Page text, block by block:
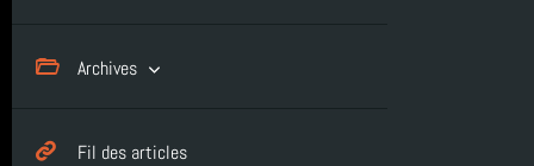
Matt a dit : Bravo à vous pour cette épreuve
Archives
juillet 2026 (1)
Fil des articles